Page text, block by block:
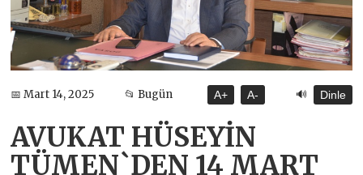
📅 Mart 14, 2025 📂 Bugün A+ A- 🔊 Dinle
AVUKAT HÜSEYİN
TÜMEN`DEN 14 MART